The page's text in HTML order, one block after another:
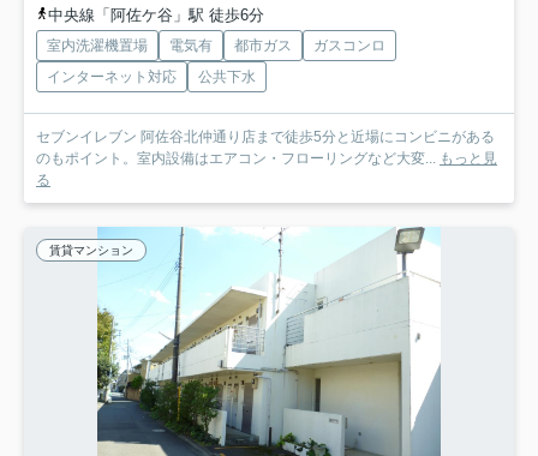
中央線「阿佐ケ谷」駅 徒歩6分
室内洗濯機置場 電気有 都市ガス
ガスコンロ
インターネット対応
公共下水
セブンイレブン 阿佐谷北仲通り店まで徒歩5分と近場にコンビニがある
のもポイント。室内設備はエアコン・フローリングなど大変... もっと見
る
賃貸マンション